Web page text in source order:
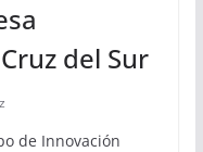
del Sur
de Innovación